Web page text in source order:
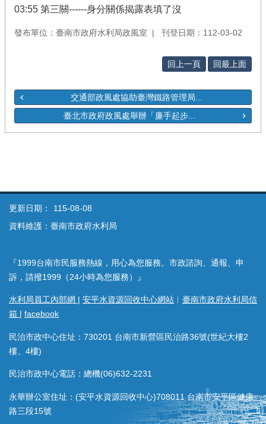
03:55 第三關------身分關係揭露表填了沒
發布單位：臺南市政府水利局政風室 刊登日期：112-03-02
回上一頁 回最上面
交通部政風處協助臺灣鐵路管理局...
臺北市政府政風處舉辦「廉手起步...
更新日期：
115-08-08
資料維護：臺南市政府水利局
『1999台南市民服務熱線，用心為您服務。市政諮詢、通報、申
訴，請撥1999（24小時為您服務）』
水利局員工內部網 | 安平水資源回收中心網站 ︱ 臺南市政府水利局信
箱 | facebook
民治市政中心住址：730201 台南市新營區民治路36號(世紀大樓2
樓、4樓)
民治市政中心電話：總機(06)632-2231
永華辦公室住址：(安平水資源回收中心)708011 台南市安平區健康
路三段15號